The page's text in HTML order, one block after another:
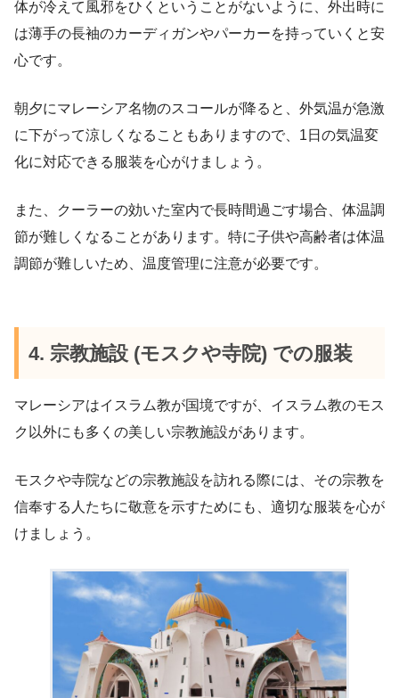
体が冷えて風邪をひくということがないように、外出時に
は薄手の長袖のカーディガンやパーカーを持っていくと安
心です。
朝夕にマレーシア名物のスコールが降ると、外気温が急激
に下がって涼しくなることもありますので、1日の気温変
化に対応できる服装を心がけましょう。
また、クーラーの効いた室内で長時間過ごす場合、体温調
節が難しくなることがあります。特に子供や高齢者は体温
調節が難しいため、温度管理に注意が必要です。
4. 宗教施設 (モスクや寺院) での服装
マレーシアはイスラム教が国境ですが、イスラム教のモス
ク以外にも多くの美しい宗教施設があります。
モスクや寺院などの宗教施設を訪れる際には、その宗教を
信奉する人たちに敬意を示すためにも、適切な服装を心が
けましょう。